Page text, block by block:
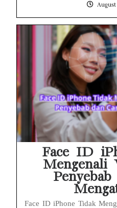
August
Face ID
Mengenali
Face ID iPhone Tidak